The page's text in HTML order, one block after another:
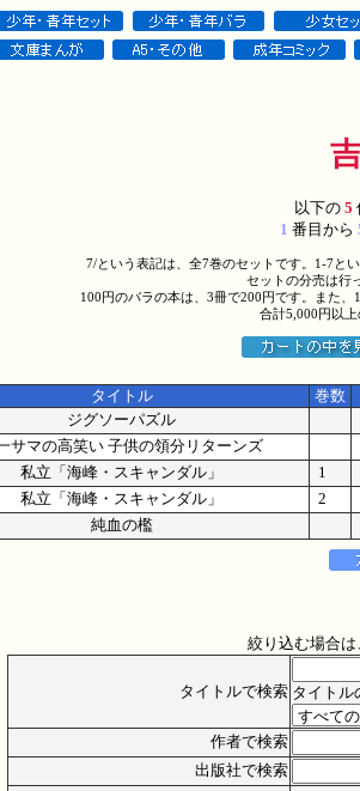
以下の5
1 番目から
7/という表記は、全7巻のセットです。1-7と
セットの分売は行
100円のバラの本は、3冊で200円です。また
合計5,000円以
タイトル
巻数
ジグソーパズル
サマの高笑い 子供の領分リターンズ
私立「海峰・スキャンダル」
1
私立「海峰・スキャンダル」
2
純血の檻
絞り込む場合
タイトルで検索 タイトル
作者で検索
出版社で検索